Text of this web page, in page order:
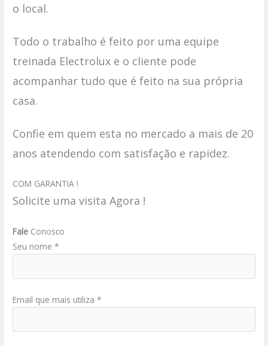
o local.
Todo o trabalho é feito por uma equipe
treinada Electrolux e o cliente pode
acompanhar tudo que é feito na sua própria
casa.
Confie em quem esta no mercado a mais de 20
anos atendendo com satisfação e rapidez.
COM GARANTIA !
Solicite uma visita Agora !
Fale Conosco
Seu nome *
Email que mais utiliza *